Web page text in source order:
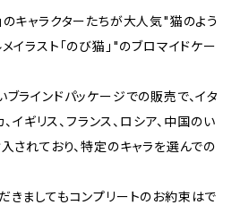
キャラクターたちが大人気"猫のよう
イラスト「のび猫」"のブロマイドケー
ラインドパッケージでの販売で、イタ
、イギリス、フランス、ロシア、中国のい
されており、特定のキャラを選んでの
ましてもコンプリートのお約束はで